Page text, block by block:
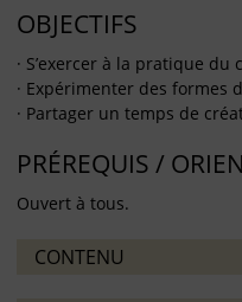
OBJECTIFS
· S’exercer à la pratique du
· Expérimenter des formes
· Partager un temps de
PRÉREQUIS /
Ouvert à tous.
CONTENU